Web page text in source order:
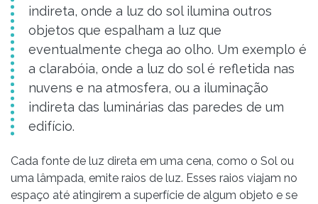
indireta, onde a luz do sol ilumina outros
objetos que espalham a luz que
eventualmente chega ao olho. Um exemplo é
a clarabóia, onde a luz do sol é refletida nas
nuvens e na atmosfera, ou a iluminação
indireta das luminárias das paredes de um
edifício.
Cada fonte de luz direta em uma cena, como o Sol ou
uma lâmpada, emite raios de luz. Esses raios viajam no
espaço até atingirem a superfície de algum objeto e se